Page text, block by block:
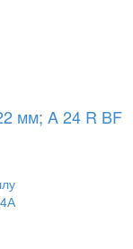
мм; A 24 R BF